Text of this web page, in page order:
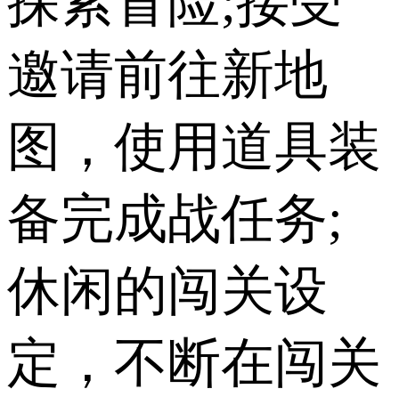
邀请前往新地
图，使用道具装
备完成战任务;
休闲的闯关设
定，不断在闯关